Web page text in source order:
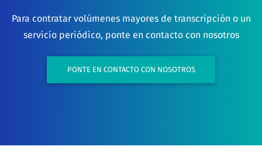
Para contratar volúmenes mayores de transcripción o un
servicio periódico, ponte en contacto con nosotros
PONTE EN CONTACTO CON NOSOTROS